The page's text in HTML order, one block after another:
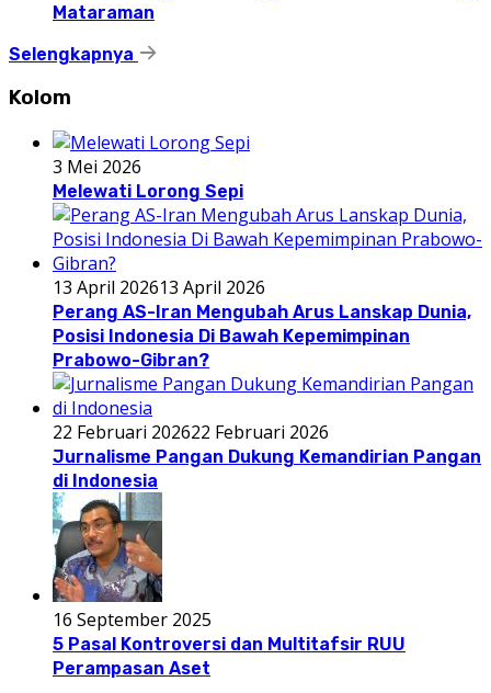
Mataraman
Selengkapnya
Kolom
3 Mei 2026
Melewati Lorong Sepi
13 April 202613 April 2026
Perang AS-Iran Mengubah Arus Lanskap Dunia,
Posisi Indonesia Di Bawah Kepemimpinan
Prabowo-Gibran?
22 Februari 202622 Februari 2026
Jurnalisme Pangan Dukung Kemandirian Pangan
di Indonesia
16 September 2025
5 Pasal Kontroversi dan Multitafsir RUU
Perampasan Aset